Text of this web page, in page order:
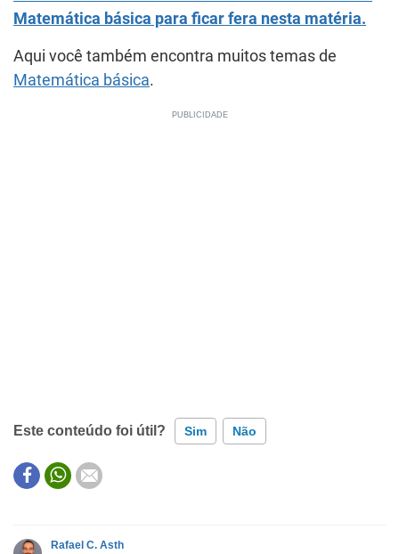
Matemática básica para ficar fera nesta matéria.
Aqui você também encontra muitos temas de
Matemática básica.
Este conteúdo foi útil? Sim Não
Este conteúdo não tem a informação que procuro
Rafael C. Asth